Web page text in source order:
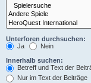
Unterforen durchsuchen:
Ja
Nein
Innerhalb suchen:
Betreff und Text der
Nur im Text der Beiträge